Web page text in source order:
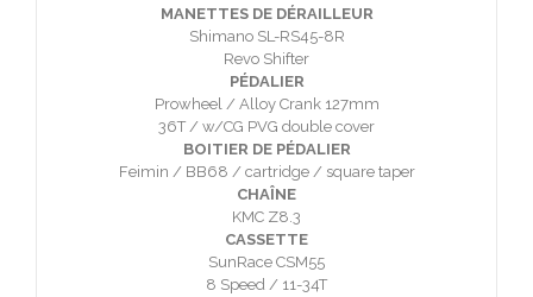
MANETTES DE DÉRAILLEUR
Shimano SL-RS45-8R
Revo Shifter
PÉDALIER
Prowheel / Alloy Crank 127mm
36T / w/CG PVG double cover
BOITIER DE PÉDALIER
Feimin / BB68 / cartridge / square taper
CHAÎNE
KMC Z8.3
CASSETTE
SunRace CSM55
8 Speed / 11-34T